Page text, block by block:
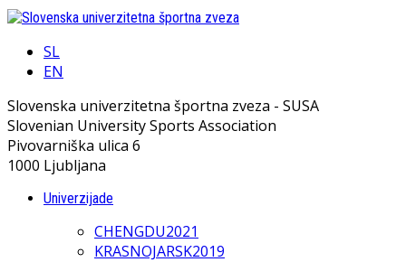
SL
EN
Slovenska univerzitetna športna zveza - SUSA
Slovenian University Sports Association
Pivovarniška ulica 6
1000 Ljubljana
Univerzijade
CHENGDU2021
KRASNOJARSK2019